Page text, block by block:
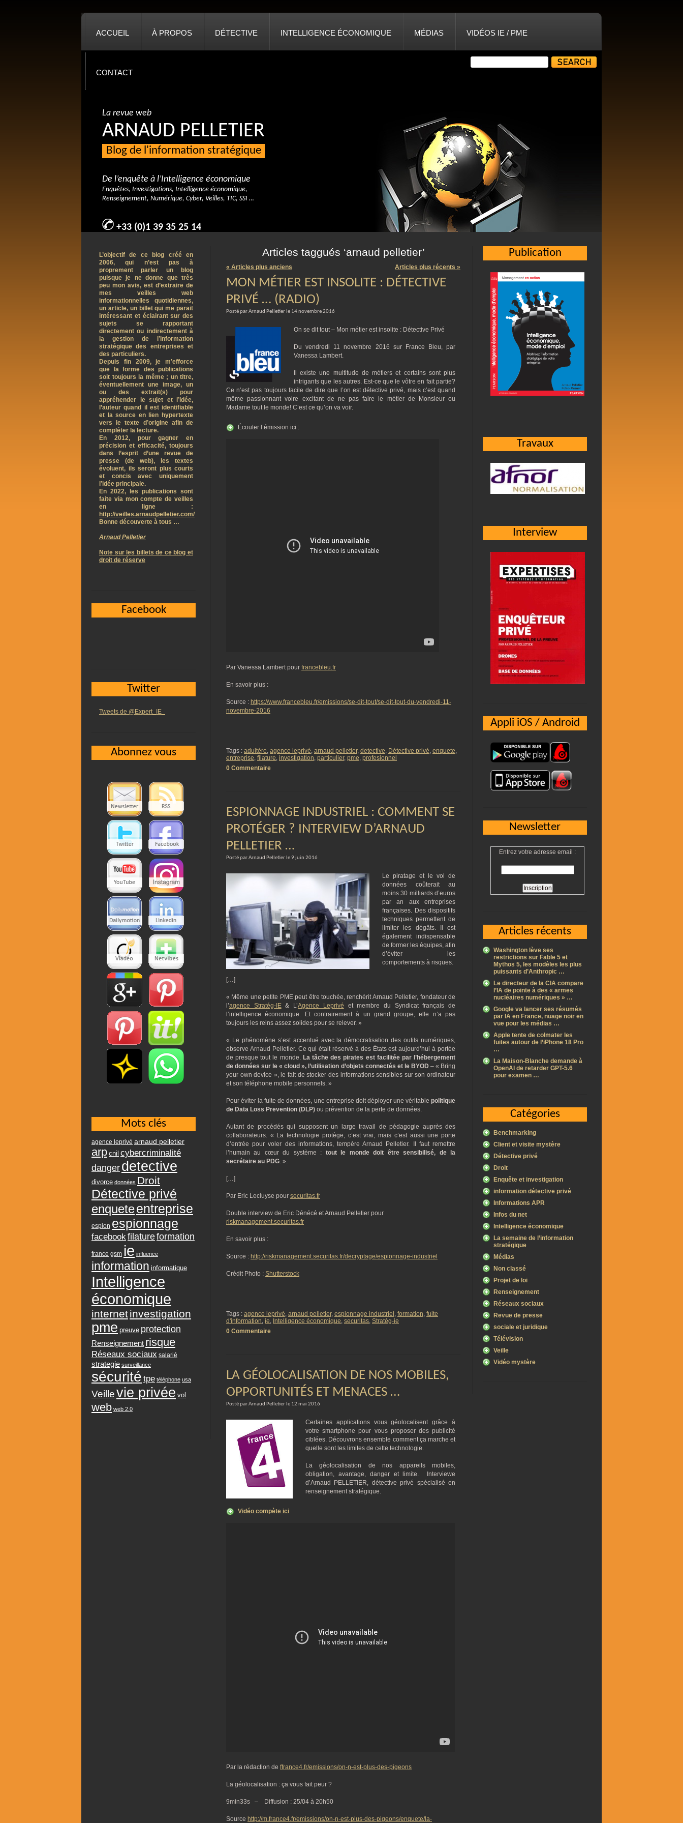
ACCUEIL À PROPOS DÉTECTIVE INTELLIGENCE ÉCONOMIQUE MÉDIAS VIDÉOS IE / PME
CONTACT
La revue web
ARNAUD PELLETIER
Blog de l'information stratégique
De l’enquête à l’Intelligence économique
Enquêtes, Investigations, Intelligence économique,
Renseignement, Numérique, Cyber, Veilles, TIC, SSI …
+33 (0)1 39 35 25 14
Articles taggués ‘arnaud pelletier’
« Articles plus anciens Articles plus récents »
MON MÉTIER EST INSOLITE : DÉTECTIVE
PRIVÉ … (RADIO)
Posté par Arnaud Pelletier le 14 novembre 2016
On se dit tout – Mon métier est insolite : Détective Privé
Du vendredi 11 novembre 2016 sur France Bleu, par
Vanessa Lambert.
Il existe une multitude de métiers et certains sont plus
intrigants que les autres. Est-ce que le vôtre en fait partie?
Ce n’est pas toujours facile de dire que l’on est détective privé, mais c’est quand
même passionnant voire excitant de ne pas faire le métier de Monsieur ou
Madame tout le monde! C’est ce qu’on va voir.
Écouter l’émission ici :
Par Vanessa Lambert pour francebleu.fr
En savoir plus :
Source : https://www.francebleu.fr/emissions/se-dit-tout/se-dit-tout-du-vendredi-11-
novembre-2016
Tags : adultère, agence leprivé, arnaud pelletier, detective, Détective privé, enquete,
entreprise, filature, investigation, particulier, pme, profesionnel
0 Commentaire
ESPIONNAGE INDUSTRIEL : COMMENT SE
PROTÉGER ? INTERVIEW D’ARNAUD
PELLETIER …
Posté par Arnaud Pelletier le 9 juin 2016
Le piratage et le vol de
données coûterait au
moins 30 milliards d’euros
par an aux entreprises
françaises. Des dispositifs
techniques permettent de
limiter les dégâts. Il est
également indispensable
de former les équipes, afin
d’éviter les
comportements à risques.
[…]
« Même une petite PME peut être touchée, renchérit Arnaud Pelletier, fondateur de
l’agence Stratég-IE& L’Agence Leprivé et membre du Syndicat français de
l’intelligence économique. Et contrairement à un grand groupe, elle n’a pas
toujours les reins assez solides pour se relever. »
« Le phénomène s’est accentué avec la démocratisation des outils numériques,
observe Arnaud Pelletier. Ce qui était réservé à des États est aujourd’hui à portée
de presque tout le monde. La tâche des pirates est facilitée par l’hébergement
de données sur le « cloud », l’utilisation d’objets connectés et le BYOD – « Bring
your own device », le fait de stocker des informations sensibles sur son ordinateur
et son téléphone mobile personnels. »
Pour éviter la fuite de données, une entreprise doit déployer une véritable politique
de Data Loss Prevention (DLP) ou prévention de la perte de données.
Autant de procédés qui supposent un large travail de pédagogie auprès des
collaborateurs. « La technologie protège, c’est vrai, mais c’est aussi une porte
d’entrée pour voler des informations, tempère Arnaud Pelletier. Il faut remettre
l’humain au cœur du système : tout le monde doit être sensibilisé, de la
secrétaire au PDG. ».
[…]
Par Eric Lecluyse pour securitas.fr
Double interview de Eric Dénécé et Arnaud Pelletier pour
riskmanagement.securitas.fr
En savoir plus :
Source : http://riskmanagement.securitas.fr/decryptage/espionnage-industriel
Crédit Photo : Shutterstock
Tags : agence leprivé, arnaud pelletier, espionnage industriel , formation, fuite
d'information, ie, Intelligence économique, securitas, Stratég-ie
0 Commentaire
LA GÉOLOCALISATION DE NOS MOBILES,
OPPORTUNITÉS ET MENACES …
Posté par Arnaud Pelletier le 12 mai 2016
Certaines applications vous géolocalisent grâce à
votre smartphone pour vous proposer des publicité
ciblées. Découvrons ensemble comment ça marche et
quelle sont les limites de cette technologie.
La géolocalisation de nos appareils mobiles,
obligation, avantage, danger et limite. Interviewe
d’Arnaud PELLETIER, détective privé spécialisé en
renseignement stratégique.
Vidéo compète ici
Par la rédaction de ffrance4.fr/emissions/on-n-est-plus-des-pigeons
La géolocalisation : ça vous fait peur ?
9min33s – Diffusion : 25/04 à 20h50
Source http://m.france4.fr/emissions/on-n-est-plus-des-pigeons/enquete/la-
Publication
Travaux
Interview
Appli iOS / Android
Newsletter
Entrez votre adresse email :
Articles récents
Washington lève ses
restrictions sur Fable 5 et
Mythos 5, les modèles les plus
puissants d’Anthropic …
Le directeur de la CIA compare
l’IA de pointe à des « armes
nucléaires numériques » …
Google va lancer ses résumés
par IA en France, nuage noir en
vue pour les médias …
Apple tente de colmater les
fuites autour de l’iPhone 18 Pro
…
La Maison-Blanche demande à
OpenAI de retarder GPT-5.6
pour examen …
Catégories
Benchmarking
Client et visite mystère
Détective privé
Droit
Enquête et investigation
information détective privé
Informations APR
Infos du net
Intelligence économique
La semaine de l’information
stratégique
Médias
Non classé
Projet de loi
Renseignement
Réseaux sociaux
Revue de presse
sociale et juridique
Télévision
Veille
Vidéo mystère
L’objectif de ce blog créé en
2006, qui n’est pas à
proprement parler un blog
puisque je ne donne que très
peu mon avis, est d’extraire de
mes veilles web
informationnelles quotidiennes,
un article, un billet qui me parait
intéressant et éclairant sur des
sujets se rapportant
directement ou indirectement à
la gestion de l’information
stratégique des entreprises et
des particuliers.
Depuis fin 2009, je m’efforce
que la forme des publications
soit toujours la même ; un titre,
éventuellement une image, un
ou des extrait(s) pour
appréhender le sujet et l’idée,
l’auteur quand il est identifiable
et la source en lien hypertexte
vers le texte d’origine afin de
compléter la lecture.
En 2012, pour gagner en
précision et efficacité, toujours
dans l’esprit d’une revue de
presse (de web), les textes
évoluent, ils seront plus courts
et concis avec uniquement
l’idée principale.
En 2022, les publications sont
faite via mon compte de veilles
en ligne :
http://veilles.arnaudpelletier.com/
Bonne découverte à tous …
Arnaud Pelletier
Note sur les billets de ce blog et
droit de réserve
Facebook
Twitter
Tweets de @Expert_IE_
Abonnez vous
Mots clés
agence leprivé arnaud pelletier
arp cnil cybercriminalité
danger detective
divorce données Droit
Détective privé
enqueteentreprise
espion espionnage
facebookfilatureformation
france gsm ie influence
information informatique
Intelligence
économique
internetinvestigation
pme preuve protection
Renseignement risque
Réseaux sociaux salarié
strategie surveillance
sécurité tpe téléphone usa
Veillevie privée vol
web web 2.0